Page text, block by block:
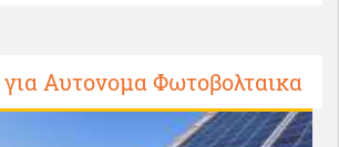
Αυτονομα Φωτοβολταικα